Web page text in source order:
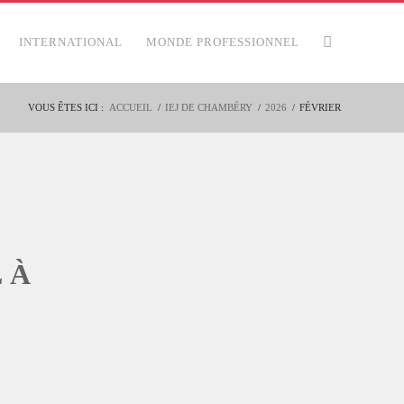
INTERNATIONAL MONDE PROFESSIONNEL
VOUS ÊTES ICI : ACCUEIL / IEJ DE CHAMBÉRY / 2026 / FÉVRIER
À